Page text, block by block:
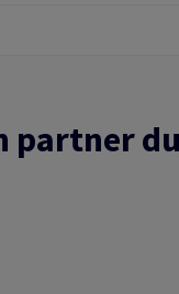
partner